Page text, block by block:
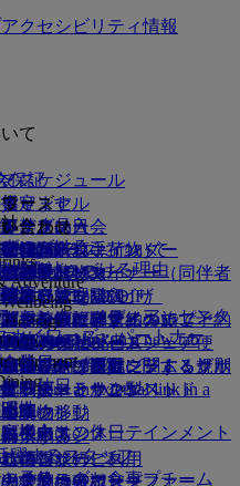
アクセシビリティ情報
スケジュール
オファー
イス・ファインダー
約
クティビティ
リートの手配ミート＆グリ
Opens an external link in a
ネクト
予約
て
保証
定
ャンセル
指定
ード
スの管理
ルな旅行の予約
ェックイン
ン・オプション
禁止品目
注意事項
ドバイス
ォーム（MEDIF）
する情報
込み禁止品目
・ターミナル3
間の移動
予約
ス・サービス
（預入れ手荷物）
み手荷物
許容量を購入
手荷物許容量について
手荷物サービス
は破損手荷物
ださい
ト情報
証
邦（UAE）のビザ
クラス
ラス
・エコノミー
クラス
インメント
コンテンツ
機内エンターテインメント
クラスのお食事
ります
ス
のサービス
ンタクトレス）の旅
ウンジ
クラス・ラウンジ
ラス・ラウンジ
ラウンジ
ラウンジ
ウンジのご利用
ラウンジ
ンを練る
ニード・マイナー（同伴者
様）
量
幼児向け運賃に関する規則
シートとかご型ベッド
のご旅行
ご旅行
つづける。
、飛びつづける理由
トーリー
センターメディア・センタ
external link in a new tab
業
性
ジネス
躍するスタッフ
のリーダーシップチーム
洋
南アメリカ
ドバイ
Adventure
ー
携会社
空
カイワーズ・パートナー
見る
的地
休日
の休日
在
様向けの休日
ーズ
ーズに入会
カイワーズについて
イ
+マイル
員カード
ミリー・プログラム
利用
請
入する
獲得
ズ・スカイサーファー
録
ズについて
ワーズに登録
ワーズにログイン
内容
問
合わせ
合わせ
お問い合わせ
キャンセル
ポートに関するヘルプ
ックとクレーム
失または盗難に関するサポ
ネクト
情報
状況の確認
ミレーツオフィスでご予約
ワークとコードシェア便
ミレーツ商品
ービスとリクエスト
失物
・スカイワーズ